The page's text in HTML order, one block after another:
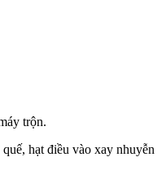
trộn.
hạt điều vào xay nhuyễn